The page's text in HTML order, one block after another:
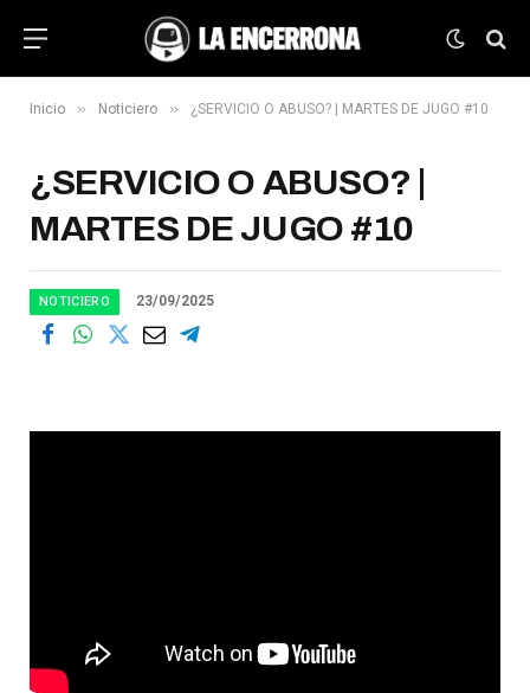
Inicio » Noticiero » ¿SERVICIO O ABUSO? | MARTES DE JUGO #10
¿SERVICIO O ABUSO? |
MARTES DE JUGO #10
NOTICIERO 23/09/2025